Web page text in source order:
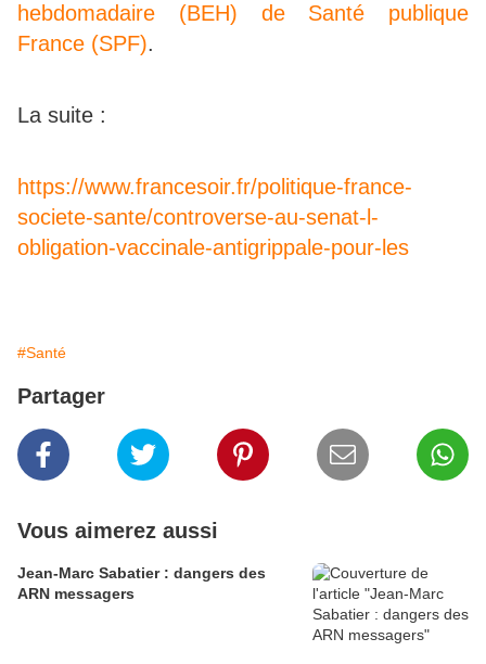
hebdomadaire (BEH) de Santé publique
France (SPF).
La suite :
https://www.francesoir.fr/politique-france-
societe-sante/controverse-au-senat-l-
obligation-vaccinale-antigrippale-pour-les
#Santé
Partager
Vous aimerez aussi
Jean-Marc Sabatier : dangers des
ARN messagers